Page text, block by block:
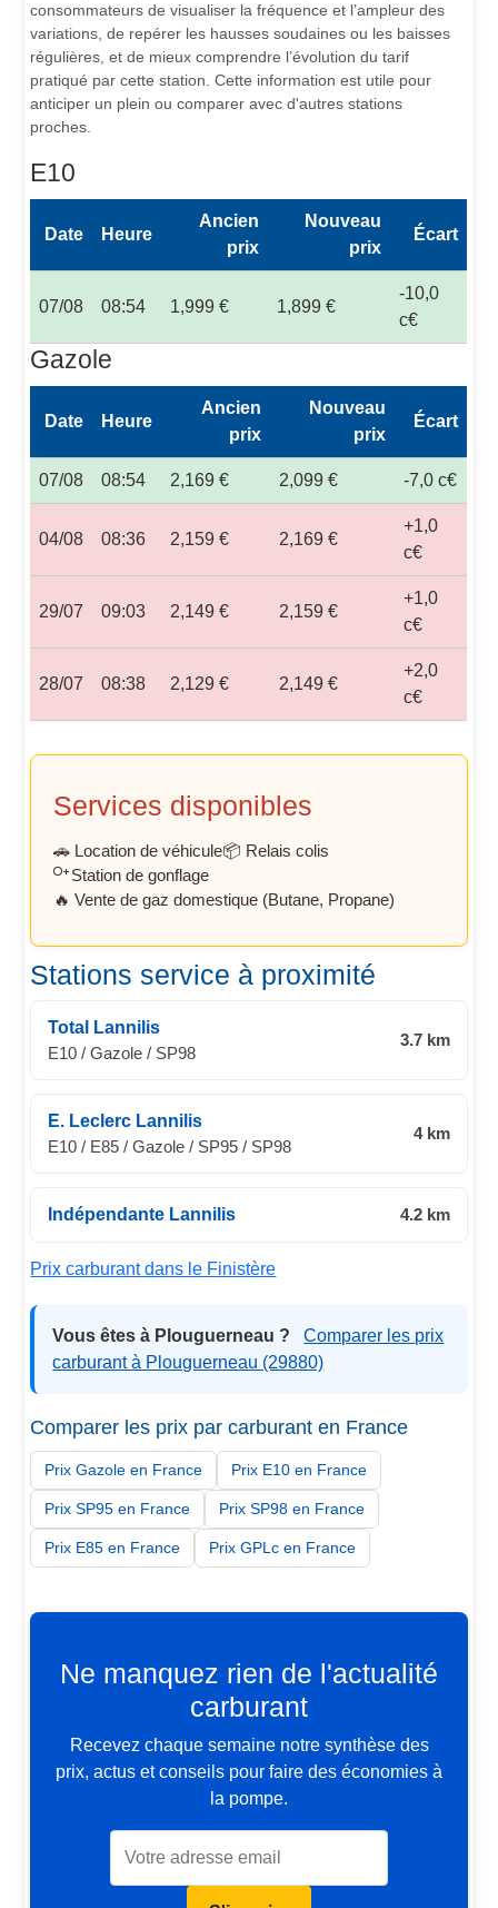
consommateurs de visualiser la fréquence et l’ampleur des
variations, de repérer les hausses soudaines ou les baisses
régulières, et de mieux comprendre l’évolution du tarif
pratiqué par cette station. Cette information est utile pour
anticiper un plein ou comparer avec d'autres stations
proches.
E10
Date Heure
Ancien
prix
Nouveau
prix
Écart
07/08 08:54 1,999 € 1,899 €
-10,0
c€
Gazole
Date Heure
Ancien
prix
Nouveau
prix
Écart
07/08 08:54 2,169 € 2,099 € -7,0 c€
04/08 08:36 2,159 € 2,169 €
+1,0
c€
29/07 09:03 2,149 € 2,159 €
+1,0
c€
28/07 08:38 2,129 € 2,149 €
+2,0
c€
Services disponibles
🚗 Location de véhicule📦 Relais colis
Station de gonflage
🔥 Vente de gaz domestique (Butane, Propane)
Stations service à proximité
Total Lannilis
E10 / Gazole / SP98
3.7 km
E. Leclerc Lannilis
E10 / E85 / Gazole / SP95 / SP98
4 km
Indépendante Lannilis 4.2 km
Prix carburant dans le Finistère
Vous êtes à Plouguerneau ?
Comparer les prix
carburant à Plouguerneau (29880)
Comparer les prix par carburant en France
Prix Gazole en France Prix E10 en France
Prix SP95 en France Prix SP98 en France
Prix E85 en France Prix GPLc en France
Ne manquez rien de l'actualité
carburant
Recevez chaque semaine notre synthèse des
prix, actus et conseils pour faire des économies à
la pompe.